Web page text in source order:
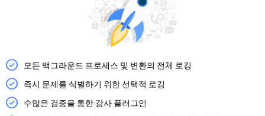
모든 백그라운드 프로세스 및 변환의 전체 로깅
즉시 문제를 식별하기 위한 선택적 로깅
수많은 검증을 통한 감사 플러그인